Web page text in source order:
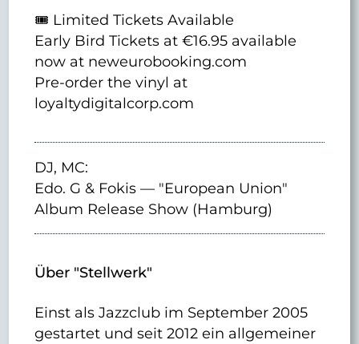
🎟 Limited Tickets Available
Early Bird Tickets at €16.95 available
now at neweurobooking.com
Pre-order the vinyl at
loyaltydigitalcorp.com
DJ, MC:
Edo. G & Fokis — "European Union"
Album Release Show (Hamburg)
Über "Stellwerk"
Einst als Jazzclub im September 2005
gestartet und seit 2012 ein allgemeiner